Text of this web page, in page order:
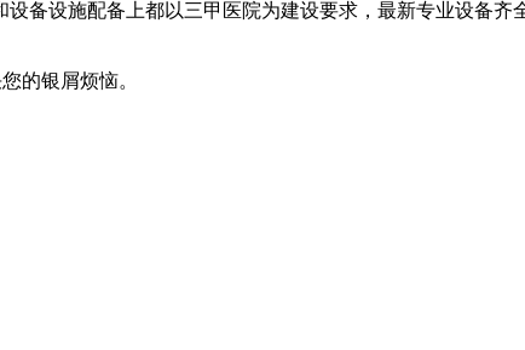
备设施配备上都以三甲医院为建设要求，最新专业设备齐
的银屑烦恼。